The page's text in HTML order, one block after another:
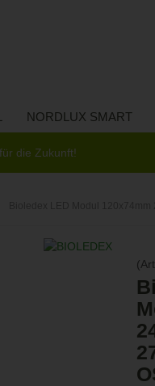
die Zukunft!
NORDLUX SMART